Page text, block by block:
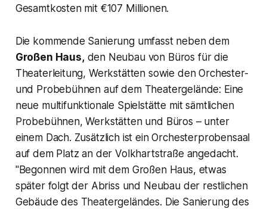
Gesamtkosten mit €107 Millionen.
Die kommende Sanierung umfasst neben dem
Großen Haus,den Neubau von Büros für die
Theaterleitung, Werkstätten sowie den Orchester-
und Probebühnen auf dem Theatergelände: Eine
neue multifunktionale Spielstätte mit sämtlichen
Probebühnen, Werkstätten und Büros – unter
einem Dach. Zusätzlich ist ein Orchesterprobensaal
auf dem Platz an der Volkhartstraße angedacht.
"Begonnen wird mit dem Großen Haus, etwas
später folgt der Abriss und Neubau der restlichen
Gebäude des Theatergeländes. Die Sanierung des